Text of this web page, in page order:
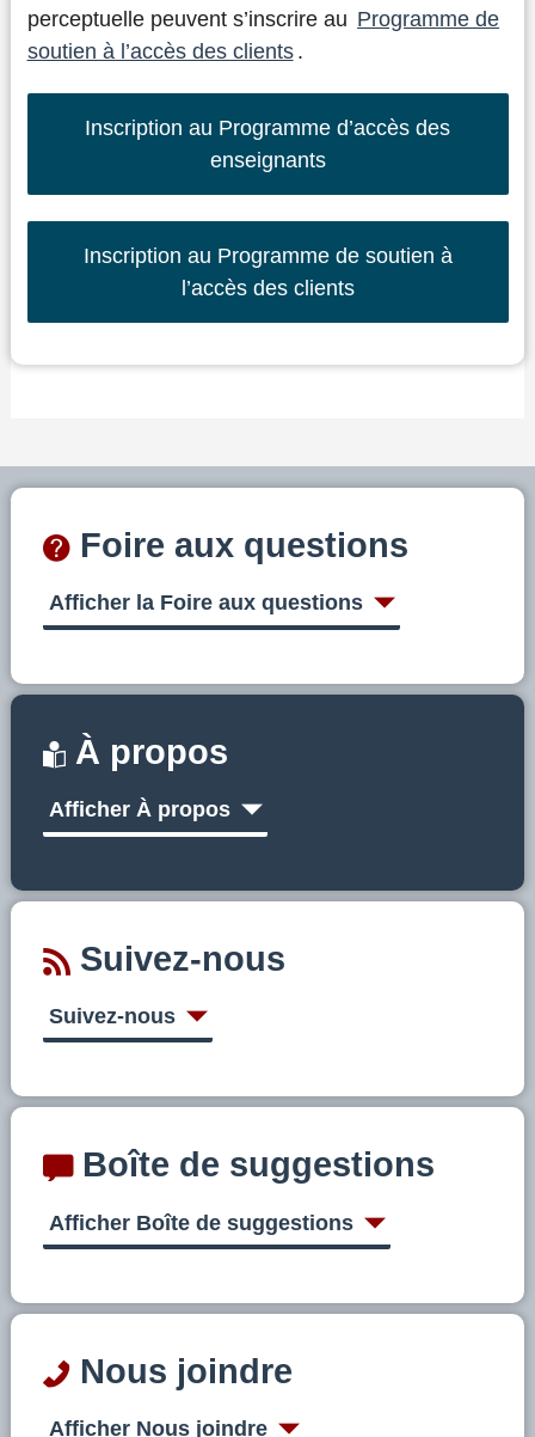
perceptuelle peuvent s’inscrire au Programme de
soutien à l’accès des clients .
Inscription au Programme d’accès des
enseignants
Inscription au Programme de soutien à
l’accès des clients
Foire aux questions
Afficher la Foire aux questions
À propos
Afficher À propos
Suivez-nous
Suivez-nous
Boîte de suggestions
Afficher Boîte de suggestions
Nous joindre
Afficher Nous joindre